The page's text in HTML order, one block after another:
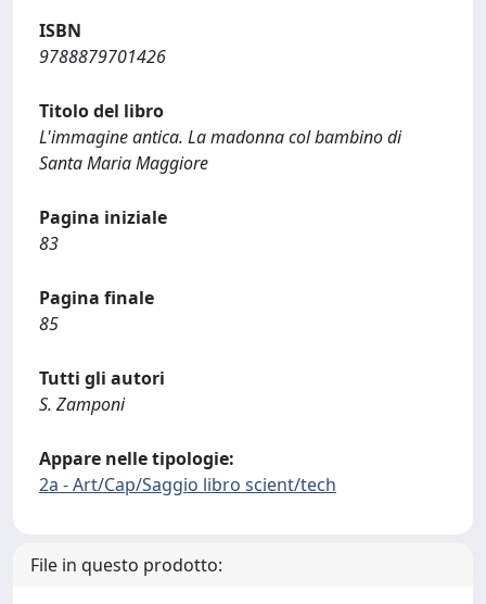
ISBN
9788879701426
Titolo del libro
L'immagine antica. La madonna col bambino di
Santa Maria Maggiore
Pagina iniziale
83
Pagina finale
85
Tutti gli autori
S. Zamponi
Appare nelle tipologie:
2a - Art/Cap/Saggio libro scient/tech
File in questo prodotto: